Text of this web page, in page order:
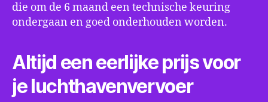
die om de 6 maand een technische keuring
ondergaan en goed onderhouden worden.
Altijd een eerlijke prijs voor
je luchthavenvervoer